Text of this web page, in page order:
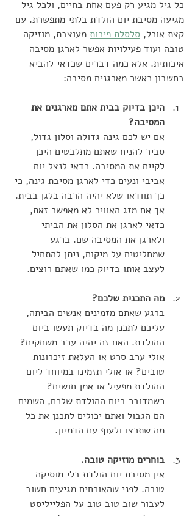
כל גיל מגיע רק פעם אחת בחיים, ולכל גיל
מגיעה מסיבת יום הולדת בלתי מתפשרת. עם
קצת אוכל, סלסלת פירות מעוצבת, מוזיקה
טובה ועוד פעילויות אפשר לארגן מסיבה
איכותית. אלא כמה דברים שכדאי להביא
בחשבון כאשר מארגנים מסיבה:
היכן בדיוק בבית אתם מארגנים את
המסיבה?
אם יש לכם גינה גדולה וסלון גדול,
סביר להניח שאתם מתלבטים היכן
לקיים את המסיבה. כדאי לנצל יום
אביבי ונעים כדי לארגן מסיבת גינה, כי
כך תוודאו שלא יהיה הרבה בלגן בבית.
אך אם מזג האוויר לא מאפשר זאת,
כדאי לארגן את הסלון את הביתי
ולארגן את המסיבה שם. ברגע
שמחליטים על מיקום, ניתן להתחיל
לעצב אותו בדיוק כמו שאתם רוצים.
מה התכנית שלכם?
ברגע שאתם מזמינים אנשים הביתה,
עליכם לתכנן מה בדיוק תעשו ביום
ההולדת. האם זה יהיה ערב משחקים?
אולי ערב סרט או העלאת זיכרונות
טובים? או אולי תזמינו במיוחד ליום
ההולדת מפעיל או אמן חושים?
כשמדובר ביום ההולדת שלכם, השמים
הם הגבול ואתם יכולים לתכנן את כל
מה שתרצו ולעוף עם הדמיון.
בוחרים מוזיקה טובה.
אין מסיבת יום הולדת בלי מוסיקה
טובה. לפני שהאורחים מגיעים חשוב
לעבור שוב טוב טוב על הפלייליסט